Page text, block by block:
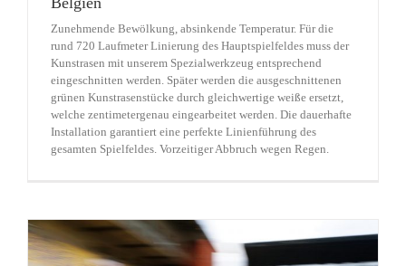
Zunehmende Bewölkung, absinkende Temperatur. Für die
rund 720 Laufmeter Linierung des Hauptspielfeldes muss der
Kunstrasen mit unserem Spezialwerkzeug entsprechend
eingeschnitten werden. Später werden die ausgeschnittenen
grünen Kunstrasenstücke durch gleichwertige weiße ersetzt,
welche zentimetergenau eingearbeitet werden. Die dauerhafte
Installation garantiert eine perfekte Linienführung des
gesamten Spielfeldes. Vorzeitiger Abbruch wegen Regen.